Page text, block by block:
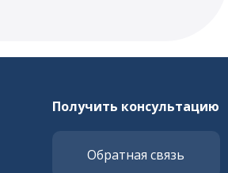
Получить консультацию
Обратная связь